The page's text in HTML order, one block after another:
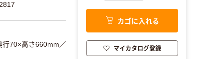
行70×高さ660mm ／
カゴに入れる
マイカタログ登録